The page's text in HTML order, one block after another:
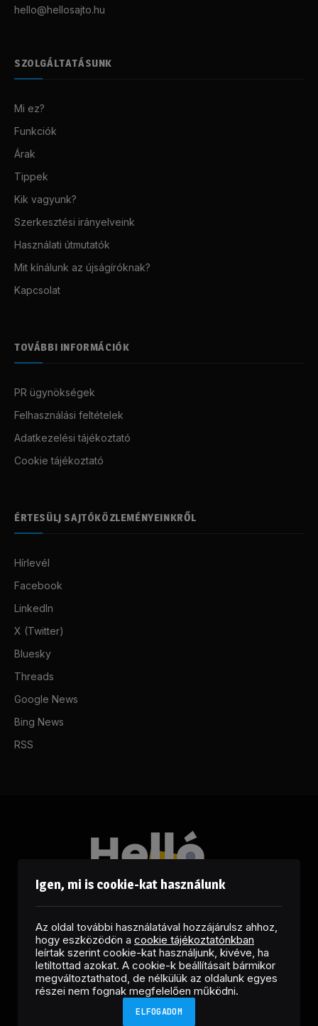
hello@hellosajto.hu
SZOLGÁLTATÁSUNK
Mi ez?
Funkciók
Árak
Tippek
Kik vagyunk?
Szerkesztési irányelveink
Használati útmutatók
Mit kínálunk az újságíróknak?
Kapcsolat
TOVÁBBI INFORMÁCIÓK
PR ügynökségek
Felhasználási feltételek
Adatkezelési tájékoztató
Cookie tájékoztató
ÉRTESÜLJ SAJTÓKÖZLEMÉNYEINKRŐL
Hírlevél
Facebook
LinkedIn
X (Twitter)
Bluesky
Threads
Google News
Bing News
RSS
FacebookLinkedInX
(Twitter)
RSS
Igen, mi is cookie-kat használunk
Az oldal további használatával hozzájárulsz ahhoz,
hogy eszközödön a cookie tájékoztatónkban
leírtak szerint cookie-kat használjunk, kivéve, ha
letiltottad azokat. A cookie-k beállításait bármikor
megváltoztathatod, de nélkülük az oldalunk egyes
részei nem fognak megfelelően működni.
ELFOGADOM